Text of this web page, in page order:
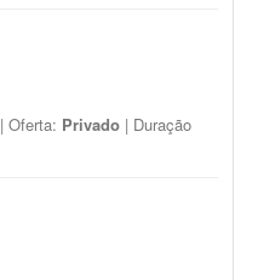
| Oferta: Privado | Duração